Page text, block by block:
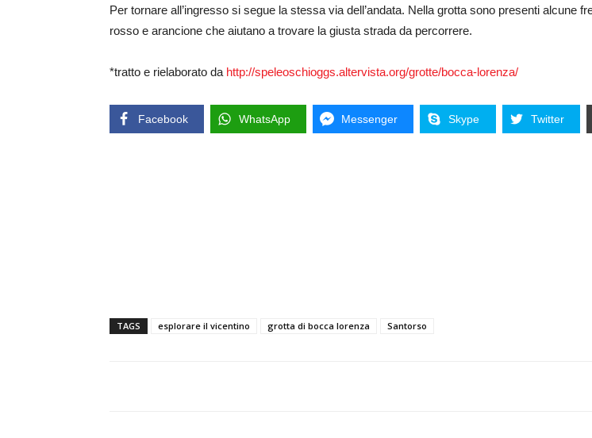
Per tornare all’ingresso si segue la stessa via dell’andata. Nella grotta sono presenti alcune
rosso e arancione che aiutano a trovare la giusta strada da percorrere.
*tratto e rielaborato da http://speleoschioggs.altervista.org/grotte/bocca-lorenza/
Facebook WhatsApp Messenger Skype Twitter
TAGS esplorare il vicentino grotta di bocca lorenza Santorso